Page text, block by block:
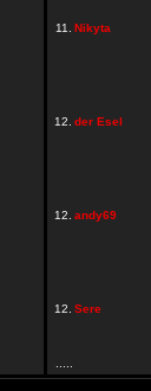
11. Nikyta
12. der Esel
12. andy69
12. Sere